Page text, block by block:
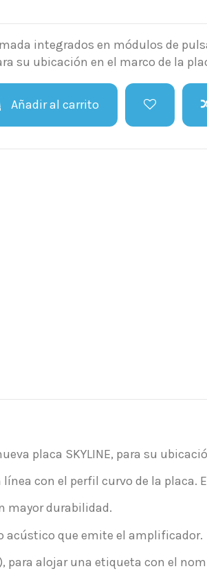
integrados en módulos de
su ubicación en el marco de la
Añadir al carrito
placa SKYLINE, para su
con el perfil curvo de la placa.
mayor durabilidad.
acústico que emite el amplificador.
alojar una etiqueta con el